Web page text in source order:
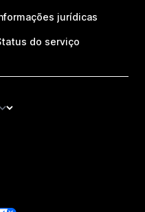
jurídicas
do serviço